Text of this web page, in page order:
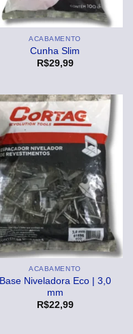
ACABAMENTO
Cunha Slim
R$29,99
ACABAMENTO
Base Niveladora Eco | 3,0
mm
R$22,99